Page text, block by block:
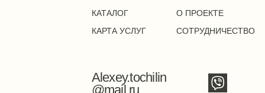
©2024. Все права защищены
211447, г. Новополоцк, ул. Молодёжная
Положение о политике оператора в отношении
обработки персональных данных